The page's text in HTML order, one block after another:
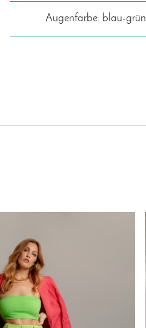
Augenfarbe: blau-grün